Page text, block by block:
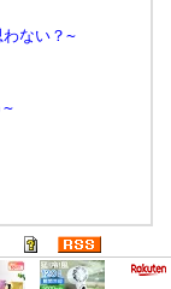
ない？~
~